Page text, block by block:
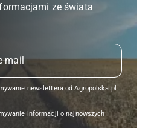
ze świata
newslettera od Agropolska.pl
informacji o najnowszych